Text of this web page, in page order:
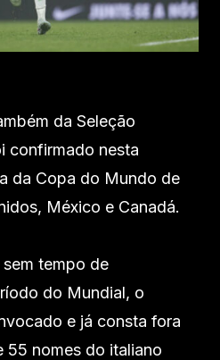
da Seleção
confirmado nesta
da Copa do Mundo de
México e Canadá.
tempo de
do Mundial, o
e já consta fora
55 nomes do italiano